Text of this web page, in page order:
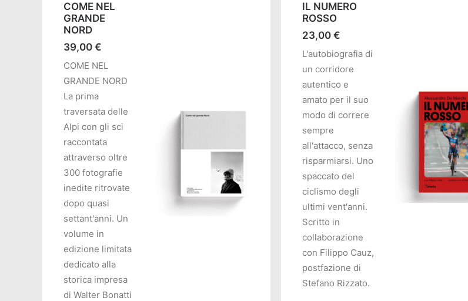
COME NEL
GRANDE
NORD
39,00 €
COME NEL
GRANDE NORD
La prima
traversata delle
Alpi con gli sci
raccontata
attraverso oltre
300 fotografie
inedite ritrovate
dopo quasi
settant'anni. Un
volume in
edizione limitata
dedicato alla
storica impresa
di Walter Bonatti
IL NUMERO
ROSSO
23,00 €
L'autobiografia di
un corridore
autentico e
amato per il suo
modo di correre
sempre
all'attacco, senza
risparmiarsi. Uno
spaccato del
ciclismo degli
ultimi vent'anni.
Scritto in
collaborazione
con Filippo Cauz,
postfazione di
Stefano Rizzato.